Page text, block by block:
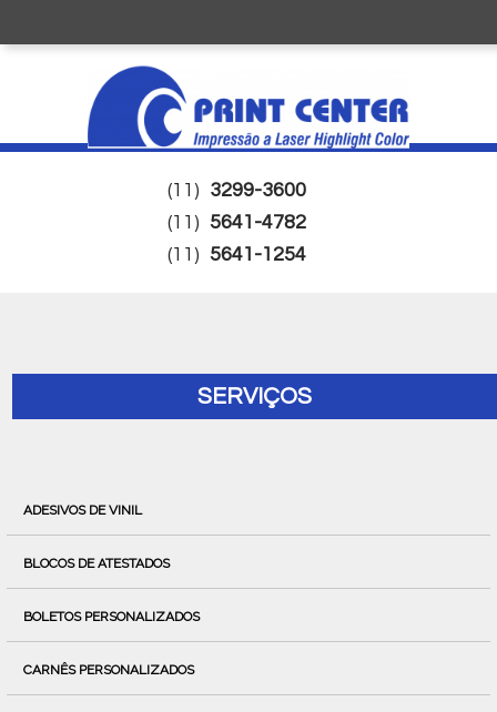
(11) 3299-3600
(11) 5641-4782
(11) 5641-1254
SERVIÇOS
ADESIVOS DE VINIL
BLOCOS DE ATESTADOS
BOLETOS PERSONALIZADOS
CARNÊS PERSONALIZADOS